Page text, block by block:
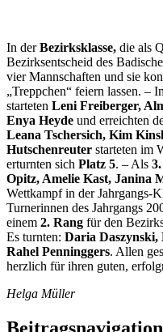
In derBezirksklasse, die als
Bezirksentscheid des
vier Mannschaften und sie
„Treppchen“ feiern lassen. –
starteten Leni Freiberger,
Enya Heyde und erreichten
Leana Tschersich, Kim
Hutschenreuter starteten im
erturnten sich Platz 5. – Als
Opitz, Amelie Kast, Janina
Wettkampf in der Jahrgangs-
Turnerinnen des Jahrgangs
einem 2. Rang für den
Es turnten: Daria
Rahel Penninggers. Allen
herzlich für ihren guten,
Helga Müller
Beitragsnavigation